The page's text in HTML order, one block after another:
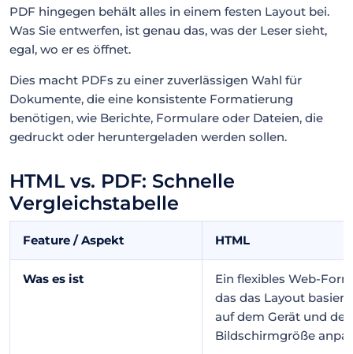
PDF hingegen behält alles in einem festen Layout bei.
Was Sie entwerfen, ist genau das, was der Leser sieht,
egal, wo er es öffnet.
Dies macht PDFs zu einer zuverlässigen Wahl für
Dokumente, die eine konsistente Formatierung
benötigen, wie Berichte, Formulare oder Dateien, die
gedruckt oder heruntergeladen werden sollen.
HTML vs. PDF: Schnelle
Vergleichstabelle
Feature / Aspekt HTML
Was es ist
Ein flexibles Web-
das das Layout
auf dem Gerät und der
Bildschirmgröße